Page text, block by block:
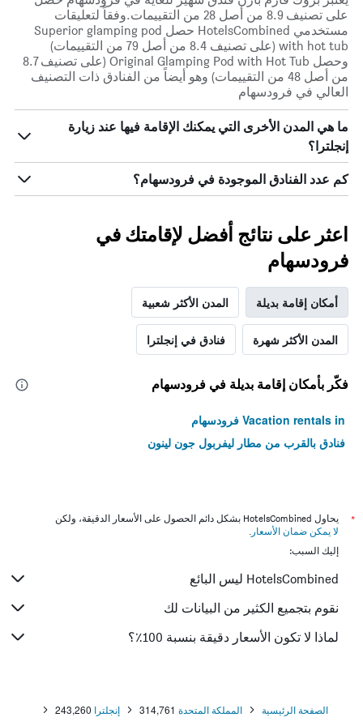
أيام
الأسبوع.
يتضمن
المخطط
التالي
1
محور
Y
الذي
يعرض
متوسط
غرفة
على تصنيف 8.9 من أصل 28 من التقييمات.وفقاً لتعليقات
مستخدمي HotelsCombined حصل Superior glamping pod
with hot tub (على تصنيف 8.4 من أصل 79 من التقييمات)
وحصل Original Glamping Pod with Hot Tub (على تصنيف 8.7
من أصل 48 من التقييمات) وهو أيضاً من الفنادق ذات التصنيف
العالي في فرودسهام
ما هي المدن الأخرى التي يمكنك الإقامة فيها عند زيارة
إنجلترا؟
كم عدد الفنادق الموجودة في فرودسهام؟
اعثر على نتائج أفضل لإقامتك في
فرودسهام
أمكان إقامة بديلة المدن الأكثر شعبية
المدن الأكثر شهرة فنادق في إنجلترا
فكّر بأمكان إقامة بديلة في فرودسهام
Vacation rentals in فرودسهام
فنادق بالقرب من مطار ليفربول جون لينون
*
يحاول HotelsCombined بشكل دائم الحصول على الأسعار الدقيقة، ولكن
لا يمكن ضمان الأسعار .
إليك السبب:
HotelsCombined ليس البائع
نقوم بتجميع الكثير من البيانات لك
لماذا لا تكون الأسعار دقيقة بنسبة 100٪؟
الصفحة الرئيسية المملكة المتحدة 314,761 إنجلترا 243,260